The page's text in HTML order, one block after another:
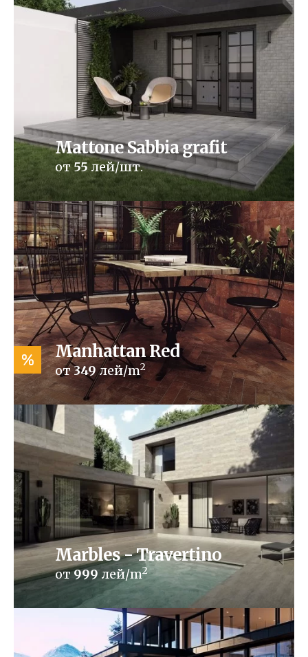
Mattone Sabbia grafit
от55лей/шт.
Manhattan Red
от349лей/m2
%
Marbles - Travertino
от999лей/m2